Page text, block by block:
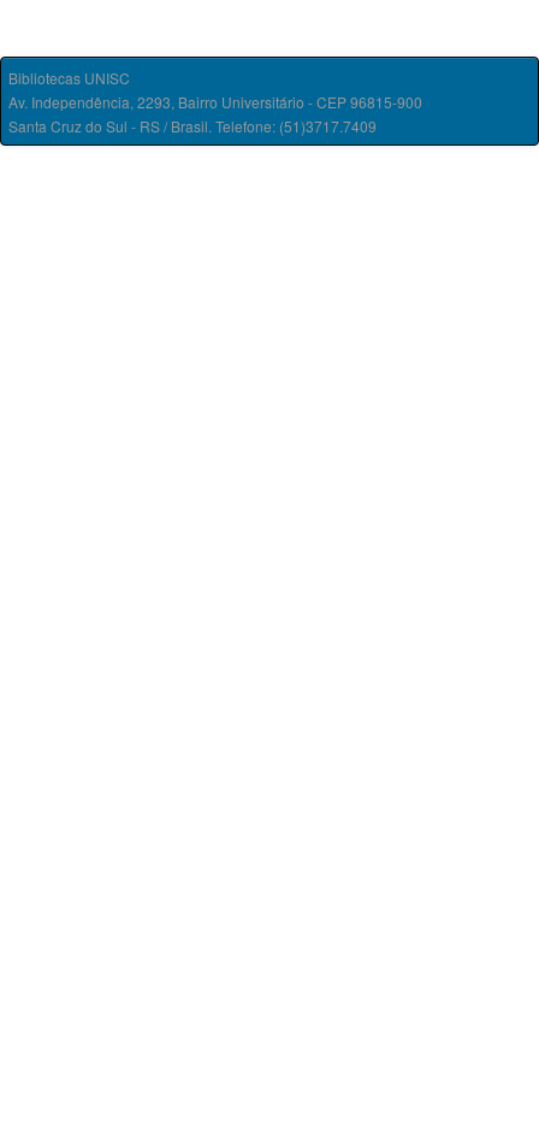
Bibliotecas UNISC
Av. Independência, 2293, Bairro Universitário - CEP 96815-900
Santa Cruz do Sul - RS / Brasil. Telefone: (51)3717.7409